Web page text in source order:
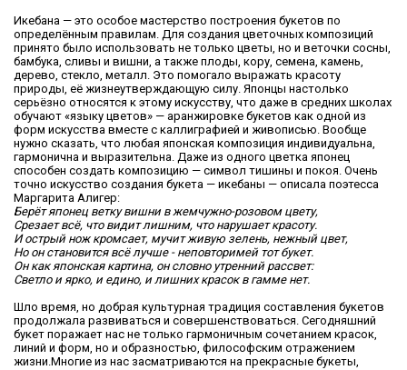
Икебана — это особое мастерство построения букетов по
определённым правилам. Для создания цветочных композиций
принято было использовать не только цветы, но и веточки сосны,
бамбука, сливы и вишни, а также плоды, кору, семена, камень,
дерево, стекло, металл. Это помогало выражать красоту
природы, её жизнеутверждающую силу. Японцы настолько
серьёзно относятся к этому искусству, что даже в средних школах
обучают «языку цветов» — аранжировке букетов как одной из
форм искусства вместе с каллиграфией и живописью. Вообще
нужно сказать, что любая японская композиция индивидуальна,
гармонична и выразительна. Даже из одного цветка японец
способен создать композицию — символ тишины и покоя. Очень
точно искусство создания букета — икебаны — описала поэтесса
Маргарита Алигер:
Берёт японец ветку вишни в жемчужно-розовом цвету,
Срезает всё, что видит лишним, что нарушает красоту.
И острый нож кромсает, мучит живую зелень, нежный цвет,
Но он становится всё лучше - неповторимей тот букет.
Он как японская картина, он словно утренний рассвет:
Светло и ярко, и едино, и лишних красок в гамме нет.
Шло время, но добрая культурная традиция составления букетов
продолжала развиваться и совершенствоваться. Сегодняшний
букет поражает нас не только гармоничным сочетанием красок,
линий и форм, но и образностью, философским отражением
жизни.Многие из нас засматриваются на прекрасные букеты,